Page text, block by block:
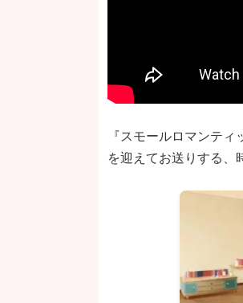
『スモールロマンテ
を迎えてお送りする、